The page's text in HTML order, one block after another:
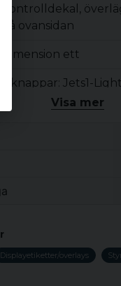
Kontrolldekal,
på ovansidan
Dimension ett
5 knappar: Jets1-
TSC-25 ovansida
Visa mer
denna produkten...
Displayetiketter/overlays